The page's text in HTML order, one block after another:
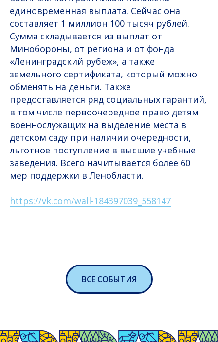
единовременная выплата. Сейчас она
составляет 1 миллион 100 тысяч рублей.
Сумма складывается из выплат от
Минобороны, от региона и от фонда
«Ленинградский рубеж», а также
земельного сертификата, который можно
обменять на деньги. Также
предоставляется ряд социальных гарантий,
в том числе первоочередное право детям
военнослужащих на выделение места в
детском саду при наличии очередности,
льготное поступление в высшие учебные
заведения. Всего начитывается более 60
мер поддержки в Ленобласти.
https://vk.com/wall-184397039_558147
ВСЕ СОБЫТИЯ